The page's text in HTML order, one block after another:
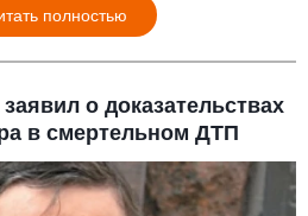
полностью
о доказательствах
в смертельном ДТП